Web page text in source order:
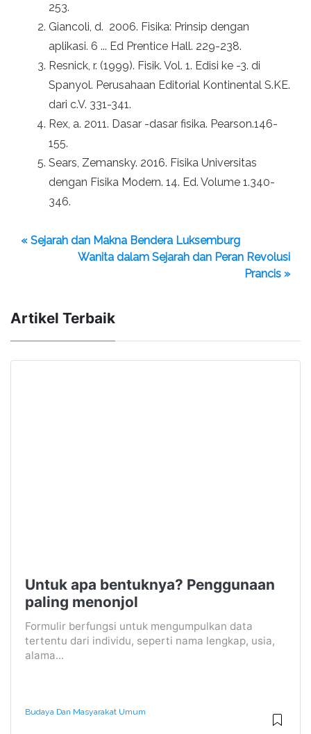
253.
Giancoli, d. 2006. Fisika: Prinsip dengan
aplikasi. 6 ... Ed Prentice Hall. 229-238.
Resnick, r. (1999). Fisik. Vol. 1. Edisi ke -3. di
Spanyol. Perusahaan Editorial Kontinental S.KE.
dari c.V. 331-341.
Rex, a. 2011. Dasar -dasar fisika. Pearson.146-
155.
Sears, Zemansky. 2016. Fisika Universitas
dengan Fisika Modern. 14. Ed. Volume 1.340-
346.
« Sejarah dan Makna Bendera Luksemburg
Wanita dalam Sejarah dan Peran Revolusi
Prancis »
Artikel Terbaik
Untuk apa bentuknya? Penggunaan
paling menonjol
Formulir berfungsi untuk mengumpulkan data
tertentu dari individu, seperti nama lengkap, usia,
alama...
Budaya Dan Masyarakat Umum